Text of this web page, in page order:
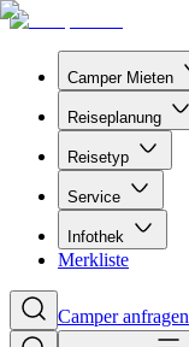
Camper Mieten
Reiseplanung
Reisetyp
Service
Infothek
Merkliste
Camper anfragen